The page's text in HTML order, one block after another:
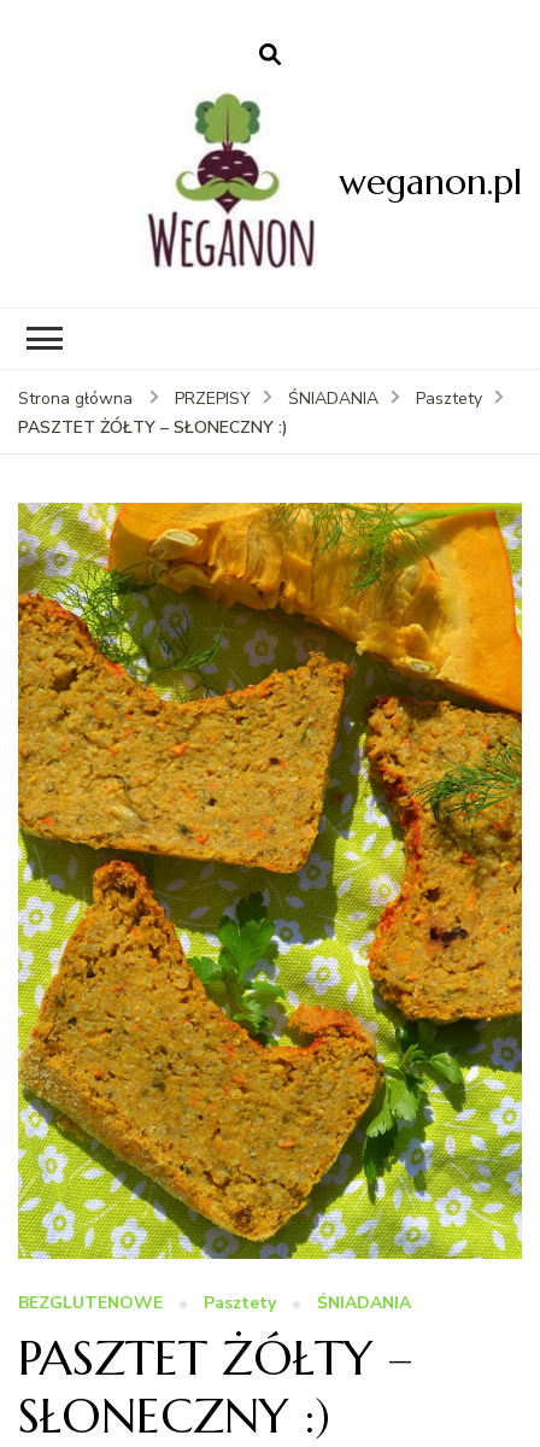
weganon.pl
Strona główna PRZEPISY ŚNIADANIA
Pasztety
PASZTET ŻÓŁTY – SŁONECZNY :)
BEZGLUTENOWE Pasztety ŚNIADANIA
PASZTET ŻÓŁTY –
SŁONECZNY :)